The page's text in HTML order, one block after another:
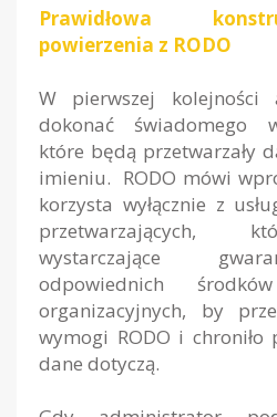
Prawidłowa
powierzenia z RODO
W pierwszej kolejności
dokonać świadomego
które będą przetwarzały
imieniu. RODO mówi
korzysta wyłącznie z
przetwarzających,
wystarczające
odpowiednich
organizacyjnych, by
wymogi RODO i
dane dotyczą.